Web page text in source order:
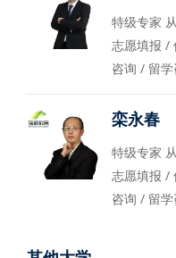
特级专家
志愿填报 /
咨询 / 留学
栾永春
特级专家
志愿填报 /
咨询 / 留学